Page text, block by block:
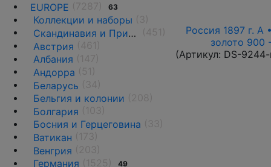
EUROPE
63
Коллекции и наборы
Скандинавия и Прибалтика
Австрия
Албания
Андорра
Беларусь
Бельгия и колонии
Болгария
Босния и Герцеговина
Ватикан
Венгрия
Германия
49
Россия 1897 г. А
золото 900
(Артикул: DS-